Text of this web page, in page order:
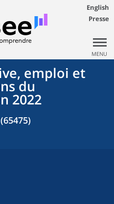
English
Presse
MENU
emploi et
du
2022